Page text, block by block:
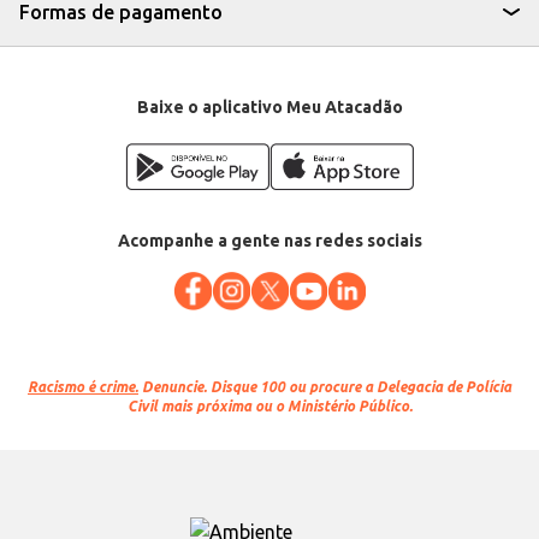
Formas de pagamento
Baixe o aplicativo Meu Atacadão
Acompanhe a gente nas redes sociais
Racismo é crime. Denuncie. Disque 100 ou procure a Delegacia de Polícia
Civil mais próxima ou o Ministério Público.